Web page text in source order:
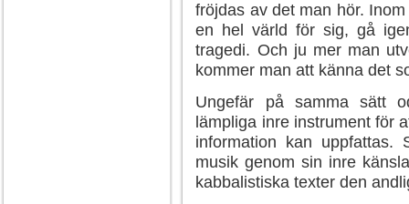
fröjdas av det man hör.
en hel värld för sig, gå
tragedi. Och ju mer man
kommer man att känna det
Ungefär på samma sätt
lämpliga inre instrument för
information kan
musik genom sin inre
kabbalistiska texter den